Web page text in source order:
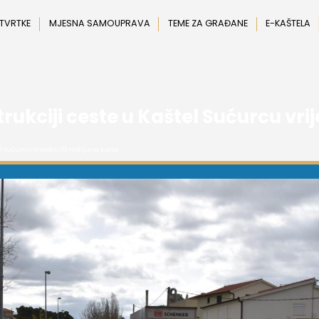
MJESNA SAMOUPRAVA TEME ZA GRAĐANE E-KAŠTELA